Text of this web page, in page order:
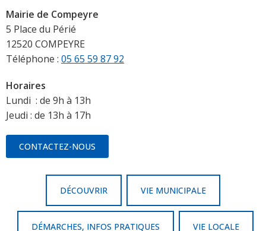
Mairie de Compeyre
5 Place du Périé
12520 COMPEYRE
Téléphone : 05 65 59 87 92
Horaires
Lundi : de 9h à 13h
Jeudi : de 13h à 17h
CONTACTEZ-NOUS
DÉCOUVRIR VIE MUNICIPALE
DÉMARCHES, INFOS PRATIQUES VIE LOCALE